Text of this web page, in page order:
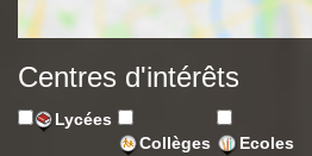
Centres d'intérêts
Lycées
Collèges
Ecoles